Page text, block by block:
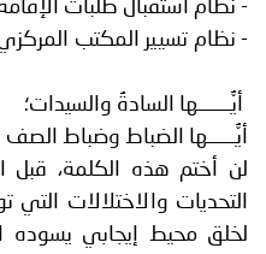
- نظام استقبال طلبات الإقامة
- نظام تسيير المكتب
أيُّـــــــها السادةُ والسيدات؛
أيُّــــــها الضباط وضباط
لن أختم هذه الكلمة، قبل
التحديات والاختلالات
لخلق محيط إيجابي يسوده